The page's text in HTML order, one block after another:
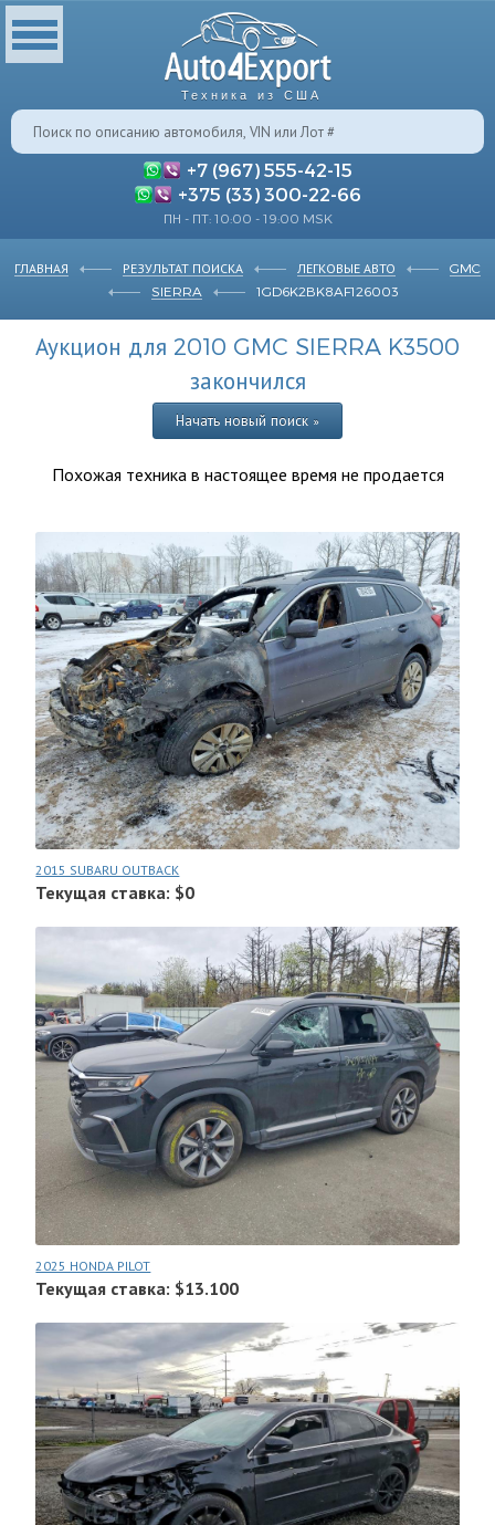
Техника из США
+7 (967) 555-42-15
+375 (33) 300-22-66
ПН - ПТ: 10:00 - 19:00 MSK
ГЛАВНАЯ РЕЗУЛЬТАТ ПОИСКА ЛЕГКОВЫЕ АВТО
GMC
SIERRA
1GD6K2BK8AF126003
Аукцион для 2010 GMC SIERRA K3500
закончился
Начать новый поиск »
Похожая техника в настоящее время не продается
2015 SUBARU OUTBACK
Текущая ставка: $0
2025 HONDA PILOT
Текущая ставка: $13.100